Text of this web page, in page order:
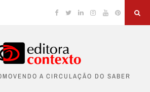
Facebook
TwitterLinkedinInstagram
YouTubePinterest
A CIRCULAÇÃO DO SABER